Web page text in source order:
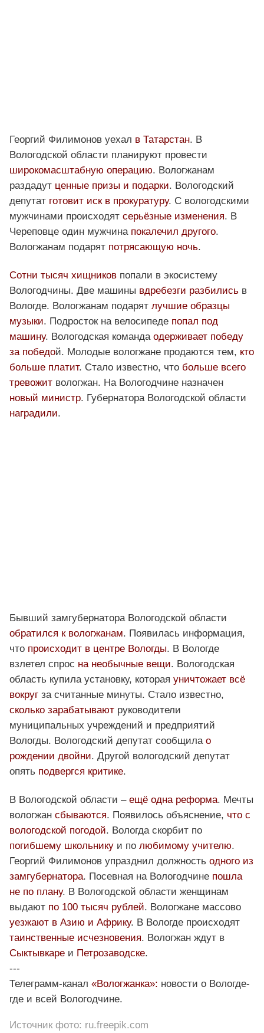
Георгий Филимонов уехал в Татарстан. В
Вологодской области планируют провести
широкомасштабную операцию. Вологжанам
раздадут ценные призы и подарки. Вологодский
депутат готовит иск в прокуратуру. С вологодскими
мужчинами происходят серьёзные изменения. В
Череповце один мужчина покалечил другого.
Вологжанам подарят потрясающую ночь.
Сотни тысяч хищников попали в экосистему
Вологодчины. Две машины вдребезги разбились в
Вологде. Вологжанам подарят лучшие образцы
музыки. Подросток на велосипеде попал под
машину. Вологодская команда одерживает победу
за победой. Молодые вологжане продаются тем, кто
больше платит. Стало известно, что больше всего
тревожит вологжан. На Вологодчине назначен
новый министр. Губернатора Вологодской области
наградили.
Бывший замгубернатора Вологодской области
обратился к вологжанам. Появилась информация,
что происходит в центре Вологды. В Вологде
взлетел спрос на необычные вещи. Вологодская
область купила установку, которая уничтожает всё
вокруг за считанные минуты. Стало известно,
сколько зарабатывают руководители
муниципальных учреждений и предприятий
Вологды. Вологодский депутат сообщила о
рождении двойни. Другой вологодский депутат
опять подвергся критике.
В Вологодской области – ещё одна реформа. Мечты
вологжан сбываются. Появилось объяснение, что с
вологодской погодой. Вологда скорбит по
погибшему школьнику и по любимому учителю.
Георгий Филимонов упразднил должность одного из
замгубернатора. Посевная на Вологодчине пошла
не по плану. В Вологодской области женщинам
выдают по 100 тысяч рублей. Вологжане массово
уезжают в Азию и Африку. В Вологде происходят
таинственные исчезновения. Вологжан ждут в
Сыктывкаре и Петрозаводске.
---
Телеграмм-канал «Вологжанка»: новости о Вологде-
где и всей Вологодчине.
Источник фото: ru.freepik.com